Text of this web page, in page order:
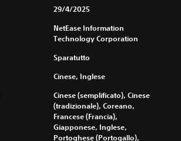
29/4/2025
NetEase Information
Technology Corporation
Sparatutto
Cinese, Inglese
Cinese (semplificato), Cinese
(tradizionale), Coreano,
Francese (Francia),
Giapponese, Inglese,
Portoghese (Portogallo),